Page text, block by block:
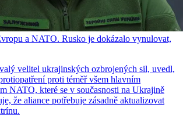
a NATO. Rusko je dokázalo vynulovat,
velitel ukrajinských ozbrojených sil, uvedl,
proti téměř všem hlavním
NATO, které se v současnosti na Ukrajině
že aliance potřebuje zásadně aktualizovat